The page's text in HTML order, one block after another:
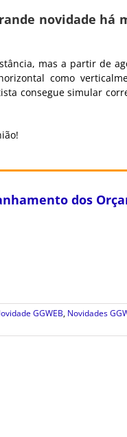
novidade
mas a partir de
como
consegue simular
dos
GGWEB, Novidades